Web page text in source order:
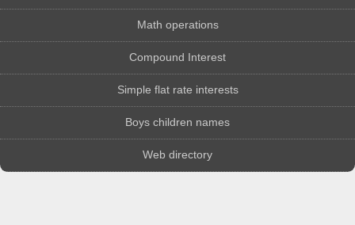
Math operations
Compound Interest
Simple flat rate interests
Boys children names
Web directory